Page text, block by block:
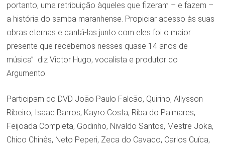
portanto, uma retribuição àqueles que fizeram – e fazem –
a história do samba maranhense. Propiciar acesso às suas
obras eternas e cantá-las junto com eles foi o maior
presente que recebemos nesses quase 14 anos de
música” diz Victor Hugo, vocalista e produtor do
Argumento.
Participam do DVD João Paulo Falcão, Quirino, Allysson
Ribeiro, Isaac Barros, Kayro Costa, Riba do Palmares,
Feijoada Completa, Godinho, Nivaldo Santos, Mestre Joka,
Chico Chinês, Neto Peperi, Zeca do Cavaco, Carlos Cuíca,